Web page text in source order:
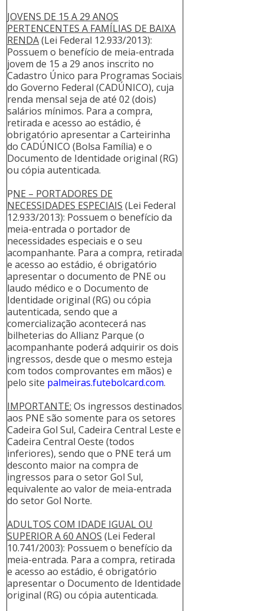
JOVENS DE 15 A 29 ANOS
PERTENCENTES A FAMÍLIAS DE BAIXA
RENDA(Lei Federal 12.933/2013):
Possuem o benefício de meia-entrada
jovem de 15 a 29 anos inscrito no
Cadastro Único para Programas Sociais
do Governo Federal (CADÚNICO), cuja
renda mensal seja de até 02 (dois)
salários mínimos. Para a compra,
retirada e acesso ao estádio, é
obrigatório apresentar a Carteirinha
do CADÚNICO (Bolsa Família) e o
Documento de Identidade original (RG)
ou cópia autenticada.
PNE – PORTADORES DE
NECESSIDADES ESPECIAIS (Lei Federal
12.933/2013): Possuem o benefício da
meia-entrada o portador de
necessidades especiais e o seu
acompanhante. Para a compra, retirada
e acesso ao estádio, é obrigatório
apresentar o documento de PNE ou
laudo médico e o Documento de
Identidade original (RG) ou cópia
autenticada, sendo que a
comercialização acontecerá nas
bilheterias do Allianz Parque (o
acompanhante poderá adquirir os dois
ingressos, desde que o mesmo esteja
com todos comprovantes em mãos) e
pelo site palmeiras.futebolcard.com.
IMPORTANTE: Os ingressos destinados
aos PNE são somente para os setores
Cadeira Gol Sul, Cadeira Central Leste e
Cadeira Central Oeste (todos
inferiores), sendo que o PNE terá um
desconto maior na compra de
ingressos para o setor Gol Sul,
equivalente ao valor de meia-entrada
do setor Gol Norte.
ADULTOS COM IDADE IGUAL OU
SUPERIOR A 60 ANOS (Lei Federal
10.741/2003): Possuem o benefício da
meia-entrada. Para a compra, retirada
e acesso ao estádio, é obrigatório
apresentar o Documento de Identidade
original (RG) ou cópia autenticada.